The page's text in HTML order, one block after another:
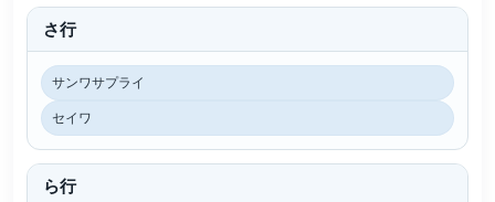
さ行
サンワサプライ
セイワ
ら行